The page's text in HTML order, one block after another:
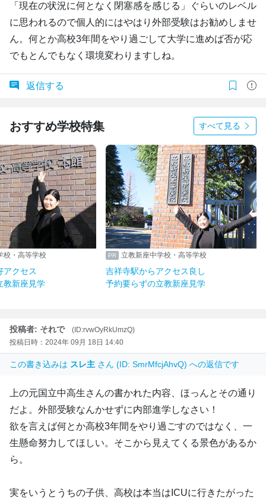
「現在の状況に何となく閉塞感を感じる」ぐらいのレベル
に思われるので個人的にはやはり外部受験はお勧めしませ
ん。何とか高校3年間をやり過ごして大学に進めば否が応
でもとんでもなく環境変わりますしね。
返信する
おすすめ学校特集 すべて見る
校・高等学校
アクセス
教新座見学
立教新座中学校・高等学校
吉祥寺駅からアクセス良し
予約要らずの立教新座見学
投稿者: それで
(ID:rvwOyRkUmzQ)
投稿日時：2024年 09月 18日 14:40
この書き込みは スレ主 さん (ID: SmrMfcjAhvQ) への返信です
上の元国立中高生さんの書かれた内容、ほっんとその通り
だよ。外部受験なんかせずに内部進学しなさい！
欲を言えば何とか高校3年間をやり過ごすのではなく、一
生懸命努力してほしい。そこから見えてくる景色があるか
ら。
実をいうとうちの子供、高校は本当はICUに行きたがった